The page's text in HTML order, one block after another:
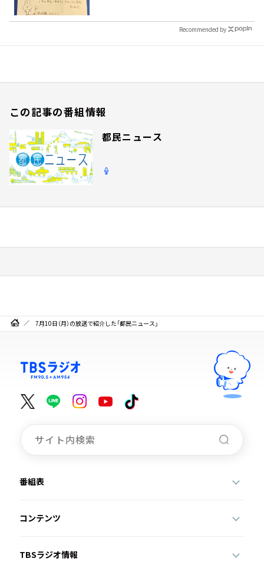
Recommended by
この記事の番組情報
都民ニュース
7月10日（月）の放送で紹介した「都民ニュース」
番組表
コンテンツ
TBSラジオ情報